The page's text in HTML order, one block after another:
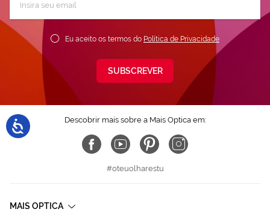
Newsletter:
Eu aceito os termos do Política de Privacidade
SUBSCREVER
Descobrir mais sobre a Mais Optica em:
#oteuolharestu
MAIS OPTICA